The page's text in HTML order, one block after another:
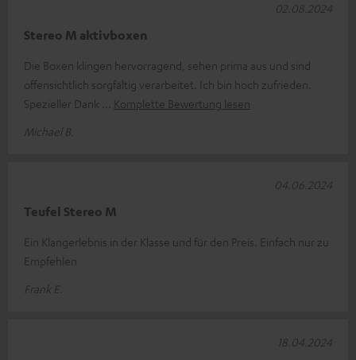
Stereo M aktivboxen
Die Boxen klingen hervorragend, sehen prima aus und sind
offensichtlich sorgfältig verarbeitet. Ich bin hoch zufrieden.
Spezieller Dank
Komplette Bewertung lesen
Michael B.
02.08.2024
Teufel Stereo M
Ein Klangerlebnis in der Klasse und für den Preis. Einfach nur zu
Empfehlen
Frank E.
04.06.2024
18.04.2024